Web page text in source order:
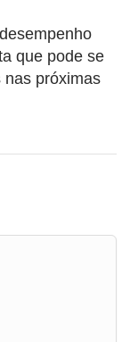
que pode se
nas próximas